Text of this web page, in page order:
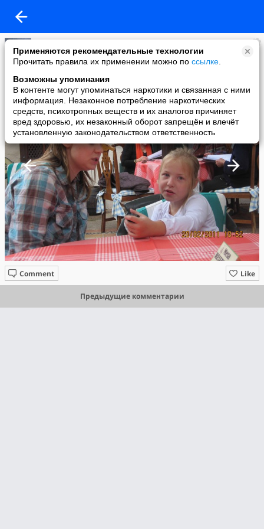
Применяются рекомендательные технологии
Прочитать правила их применении можно по ссылке
Возможны упоминания
В контенте могут упоминаться наркотики и связанная с ними
информация. Незаконное потребление наркотических
средств, психотропных веществ и их аналогов причиняет
вред здоровью, их незаконный оборот запрещён и влечёт
установленную законодательством ответственность
Елена Казанцева
added a photo
01 Mar в 01:21
Like
Comment
Предыдущие комментарии